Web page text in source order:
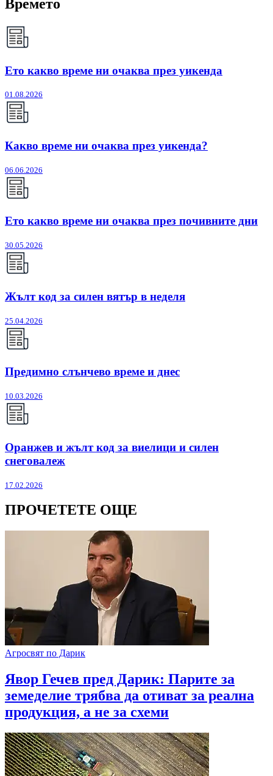
Времето
Ето какво време ни очаква през уикенда
01.08.2026
Какво време ни очаква през уикенда?
06.06.2026
Ето какво време ни очаква през почивните дни
30.05.2026
Жълт код за силен вятър в неделя
25.04.2026
Предимно слънчево време и днес
10.03.2026
Оранжев и жълт код за виелици и силен
снеговалеж
17.02.2026
ПРОЧЕТЕТЕ ОЩЕ
Агросвят по Дарик
Явор Гечев пред Дарик: Парите за
земеделие трябва да отиват за реална
продукция, а не за схеми